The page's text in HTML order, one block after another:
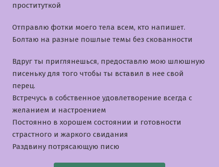
проституткой
Отправлю фотки моего тела всем, кто напишет.
Болтаю на разные пошлые темы без скованности
Вдруг ты приглянешься, предоставлю мою шлюшную
писеньку для того чтобы ты вставил в нее свой
перец.
Встречусь в собственное удовлетворение всегда с
желанием и настроением
Постоянно в хорошем состоянии и готовности
страстного и жаркого свидания
Раздвину потрясающую писю